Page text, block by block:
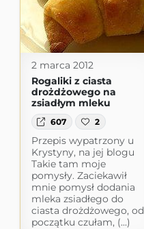
2 marca 2012
Rogaliki z ciasta
drożdżowego na
zsiadłym mleku
607 2
Przepis wypatrzony u
Krystyny, na jej blogu
Takie tam moje
pomysły. Zaciekawił
mnie pomysł dodania
mleka zsiadłego do
ciasta drożdżowego, od
początku czułam, (...)